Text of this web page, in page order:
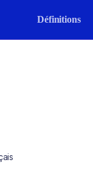
Définitions